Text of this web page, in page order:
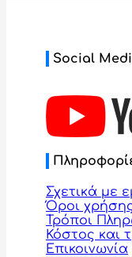
Social
Σχετικά με
Όροι
Τρόποι
Κόστος και
Επικοινωνία